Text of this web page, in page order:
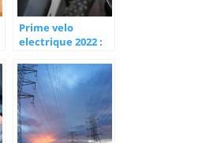
Prime velo
electrique 2022 :
une aide pour
financer votre
achat ?